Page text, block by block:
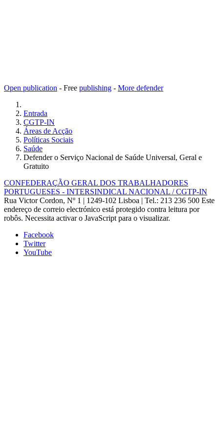
Open publication - Free publishing - More defender
Entrada
CGTP-IN
Áreas de Acção
Políticas Sociais
Saúde
Defender o Serviço Nacional de Saúde Universal, Geral e
Gratuito
CONFEDERAÇÃO GERAL DOS TRABALHADORES
PORTUGUESES - INTERSINDICAL NACIONAL / CGTP-IN
Rua Victor Cordon, Nº 1 | 1249-102 Lisboa | Tel.: 213 236 500 Este
endereço de correio electrónico está protegido contra leitura por
robôs. Necessita activar o JavaScript para o visualizar.
Facebook
Twitter
YouTube